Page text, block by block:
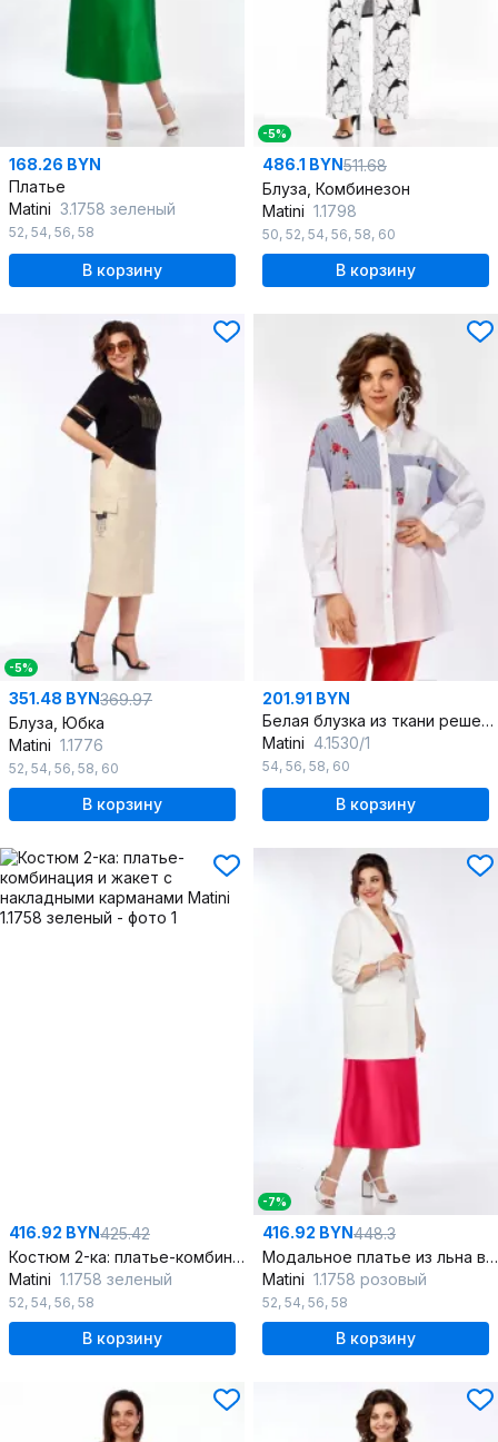
168.26 BYN
Платье
Matini 3.1758 зеленый
52, 54, 56, 58
В корзину
-5%
486.1 BYN511.68
Блуза, Комбинезон
Matini 1.1798
50, 52, 54, 56, 58, 60
В корзину
-5%
351.48 BYN369.97
Блуза, Юбка
Matini 1.1776
52, 54, 56, 58, 60
В корзину
201.91 BYN
Белая блузка из ткани решелье с нагрудным карманом и застежкой
Matini 4.1530/1
54, 56, 58, 60
В корзину
416.92 BYN425.42
Костюм 2-ка: платье-комбинация и жакет с накладными карманами
Matini 1.1758 зеленый
52, 54, 56, 58
В корзину
-7%
416.92 BYN448.3
Модальное платье из льна в нежных оттенках с воланами
Matini 1.1758 розовый
52, 54, 56, 58
В корзину